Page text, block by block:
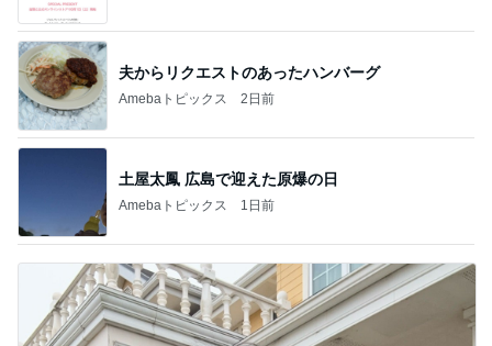
夫からリクエストのあったハンバーグ
Amebaトピックス 2日前
土屋太鳳 広島で迎えた原爆の日
Amebaトピックス 1日前